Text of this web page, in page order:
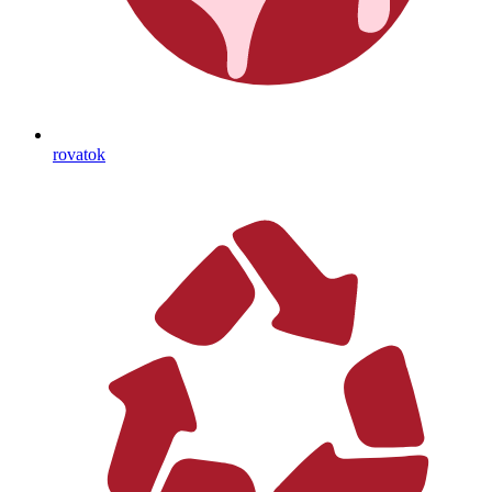
rovatok